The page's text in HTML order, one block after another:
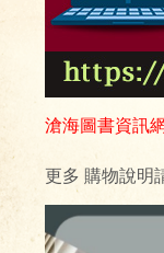
滄海圖書資訊
更多 購物說明